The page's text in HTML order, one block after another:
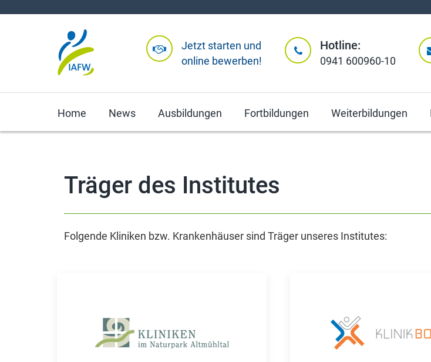
Jetzt starten und
online bewerben!
Hotline:
0941 600960-10
Home News Ausbildungen Fortbildungen Weiterbildungen
Träger des Institutes
Folgende Kliniken bzw. Krankenhäuser sind Träger unseres Institutes: